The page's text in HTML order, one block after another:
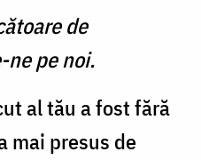
de
ne pe noi.
al tău a fost fără
mai presus de